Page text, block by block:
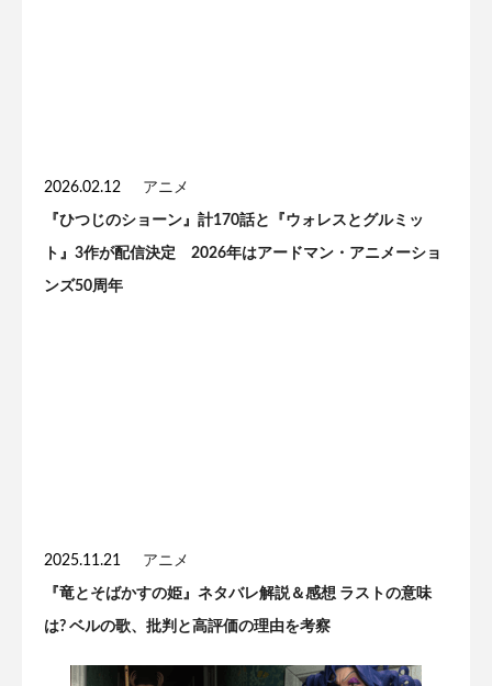
2026.02.12 アニメ
『ひつじのショーン』計170話と『ウォレスとグルミッ
ト』3作が配信決定 2026年はアードマン・アニメーショ
ンズ50周年
2025.11.21 アニメ
『竜とそばかすの姫』ネタバレ解説＆感想 ラストの意味
は? ベルの歌、批判と高評価の理由を考察